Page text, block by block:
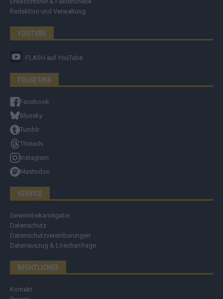
Redaktion und Verwaltung
YOUTUBE
FLASH auf YouTube
FOLGE UNS
Facebook
Bluesky
Tumblr
Threads
Instagram
Mastodon
SERVICE
Gewinnbekanntgabe
Datenschutz
Datenschutzvereinbarungen
Datenauszug & Löschanfrage
RECHTLICHES
Kontakt